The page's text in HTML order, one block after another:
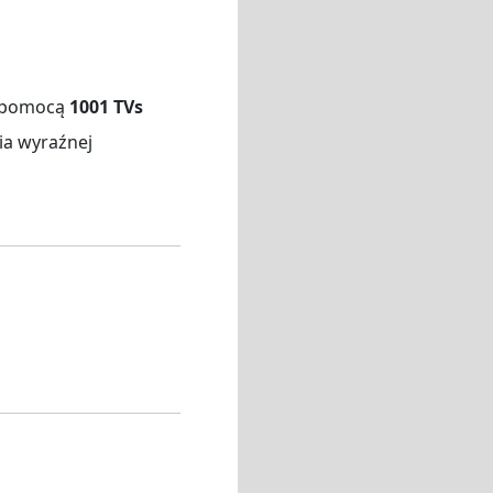
1001 TVs
wyraźnej